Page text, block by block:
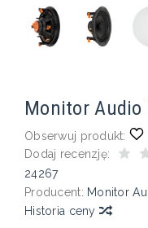
Monitor Audio
Obserwuj produkt:
Dodaj recenzję:
24267
Producent: Monitor
Historia ceny